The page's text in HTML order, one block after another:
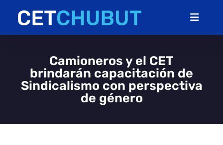
Camioneros y el CET
brindarán capacitación de
Sindicalismo con perspectiva
de género